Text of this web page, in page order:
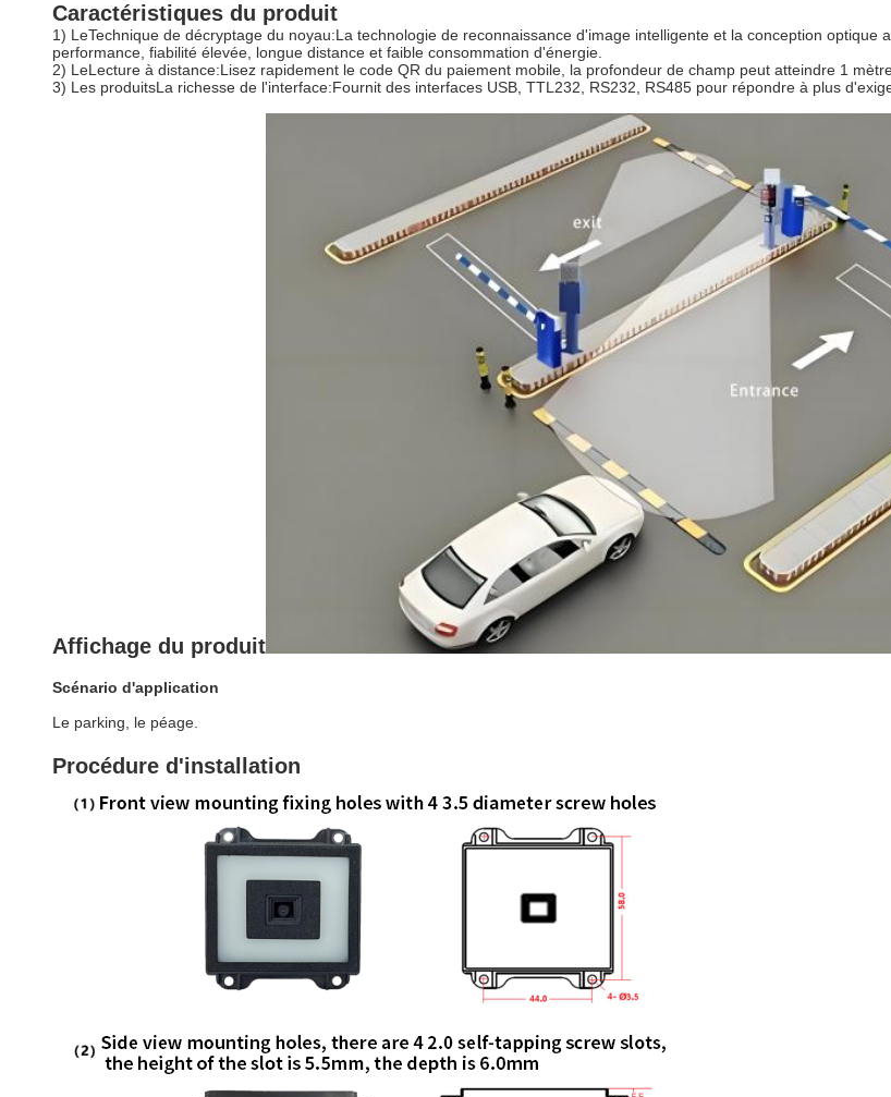
Caractéristiques du produit
1) LeTechnique de décryptage du noyau:La technologie de reconnaissance d'image intelligente et la conception
performance, fiabilité élevée, longue distance et faible consommation d'énergie.
2) LeLecture à distance:Lisez rapidement le code QR du paiement mobile, la profondeur de champ peut atteindre 1
3) Les produitsLa richesse de l'interface:Fournit des interfaces USB, TTL232, RS232, RS485 pour répondre à plus
Affichage du produit
Scénario d'application
Le parking, le péage.
Procédure d'installation